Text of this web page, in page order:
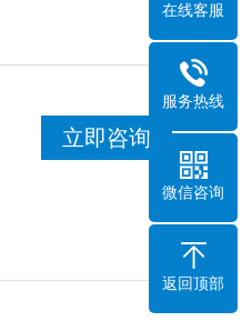
立即咨询
在线客服
服务热线
微信咨询
返回顶部